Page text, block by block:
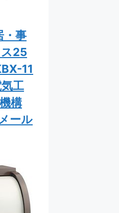
・事
25
11
工
構
ール